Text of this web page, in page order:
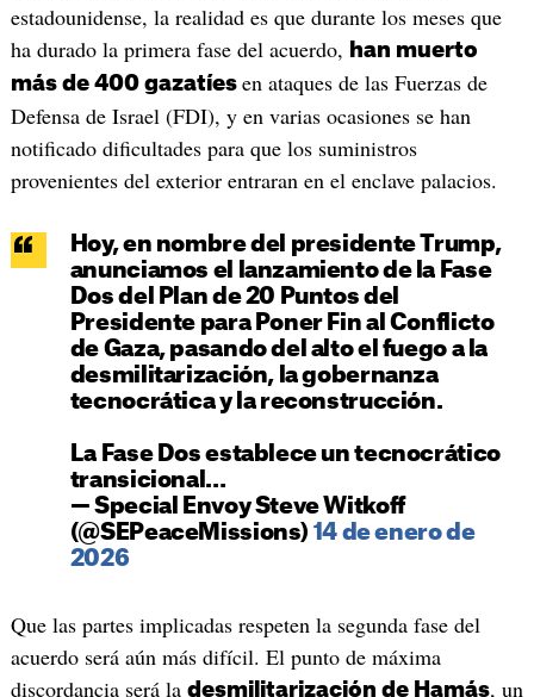
estadounidense, la realidad es que durante los meses que
ha durado la primera fase del acuerdo, han muerto
más de 400 gazatíes en ataques de las Fuerzas de
Defensa de Israel (FDI), y en varias ocasiones se han
notificado dificultades para que los suministros
provenientes del exterior entraran en el enclave palacios.
Hoy, en nombre del presidente Trump,
anunciamos el lanzamiento de la Fase
Dos del Plan de 20 Puntos del
Presidente para Poner Fin al Conflicto
de Gaza, pasando del alto el fuego a la
desmilitarización, la gobernanza
tecnocrática y la reconstrucción.
La Fase Dos establece un tecnocrático
transicional…
— Special Envoy Steve Witkoff
(@SEPeaceMissions) 14 de enero de
2026
Que las partes implicadas respeten la segunda fase del
acuerdo será aún más difícil. El punto de máxima
discordancia será la desmilitarización de Hamás, un